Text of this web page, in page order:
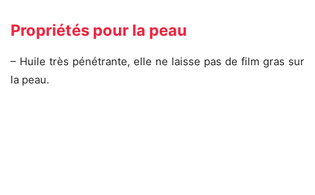
Propriétés pour la peau
– Huile très pénétrante, elle ne laisse pas de film gras sur
la peau.